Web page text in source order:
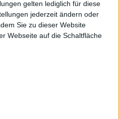
gelten lediglich für diese
jederzeit ändern oder
Sie zu dieser Website
Webseite auf die Schaltfläche